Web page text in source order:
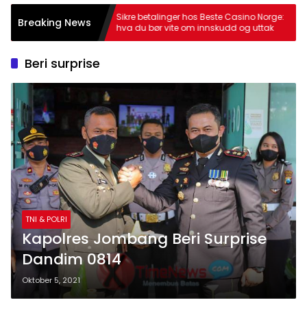
Breaking NewsSikre betalinger hos Beste Casino Norge:
hva du bør vite om innskudd og uttak
Beri surprise
TNI & POLRI
Kapolres Jombang Beri Surprise
Dandim 0814
Oktober 5, 2021